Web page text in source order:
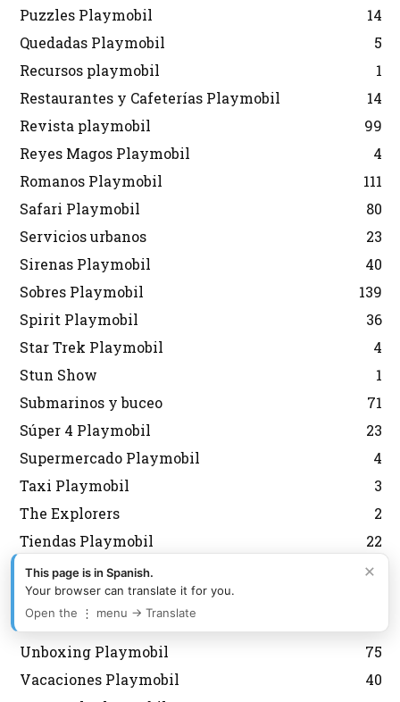
Puzzles Playmobil
14
Quedadas Playmobil
5
Recursos playmobil
1
Restaurantes y Cafeterías Playmobil
14
Revista playmobil
99
Reyes Magos Playmobil
4
Romanos Playmobil
111
Safari Playmobil
80
Servicios urbanos
23
Sirenas Playmobil
40
Sobres Playmobil
139
Spirit Playmobil
36
Star Trek Playmobil
4
Stun Show
1
Submarinos y buceo
71
Súper 4 Playmobil
23
Supermercado Playmobil
4
Taxi Playmobil
3
The Explorers
2
Tiendas Playmobil
22
Tractores Playmobil
61
Trenes Playmobil
Trols Playmobil
Unboxing Playmobil
75
Vacaciones Playmobil
40
×
This page is in Spanish.
Your browser can translate it for you.
Open the ⋮ menu → Translate